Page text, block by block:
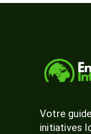
Votre
initiatives